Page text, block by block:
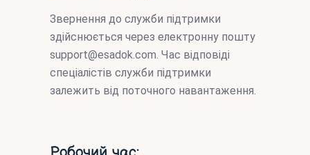
Звернення до служби підтримки
здійснюється через електронну пошту
support@esadok.com. Час відповіді
спеціалістів служби підтримки
залежить від поточного навантаження.